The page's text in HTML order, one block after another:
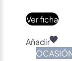
Ver ficha
Añadir